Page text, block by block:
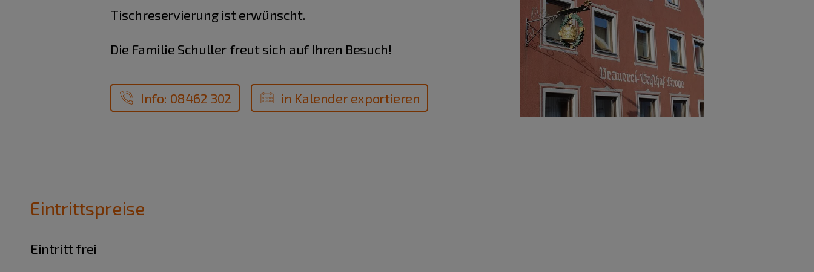
Tischreservierung ist erwünscht.
Die Familie Schuller freut sich auf Ihren Besuch!
Info: 08462 302 in Kalender exportieren
Eintrittspreise
Eintritt frei